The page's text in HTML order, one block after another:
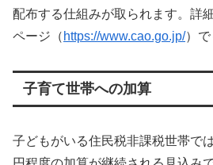
配布する仕組みが取られます。詳
ページ（ https://www.cao.go.jp/）で
子育て世帯への加算
子どもがいる住民税非課税世帯で